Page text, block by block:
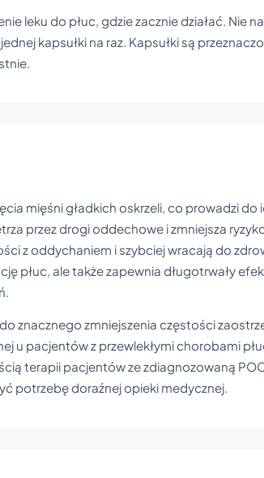
leku do płuc, gdzie zacznie działać. Nie
kapsułki na raz. Kapsułki są
mięśni gładkich oskrzeli, co prowadzi do
przez drogi oddechowe i zmniejsza
z oddychaniem i szybciej wracają do
płuc, ale także zapewnia długotrwały
znacznego zmniejszenia częstości
u pacjentów z przewlekłymi chorobami
terapii pacjentów ze zdiagnozowaną
potrzebę doraźnej opieki medycznej.